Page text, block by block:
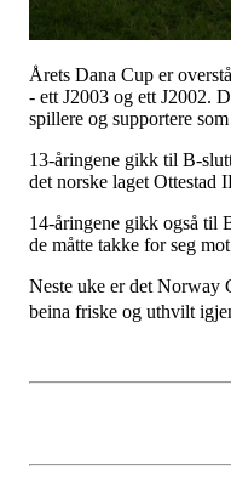
Årets Dana Cup er
- ett J2003 og ett J2002.
spillere og supportere
13-åringene gikk til B-
det norske laget Ottestad
14-åringene gikk også til
de måtte takke for seg
Neste uke er det Norway
beina friske og uthvilt